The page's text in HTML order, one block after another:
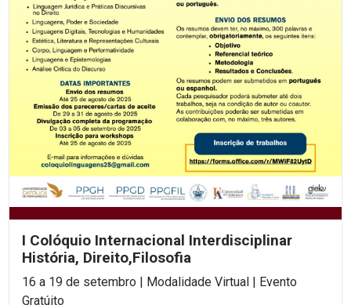
I Colóquio Internacional Interdisciplinar
História, Direito,Filosofia
16 a 19 de setembro | Modalidade Virtual | Evento